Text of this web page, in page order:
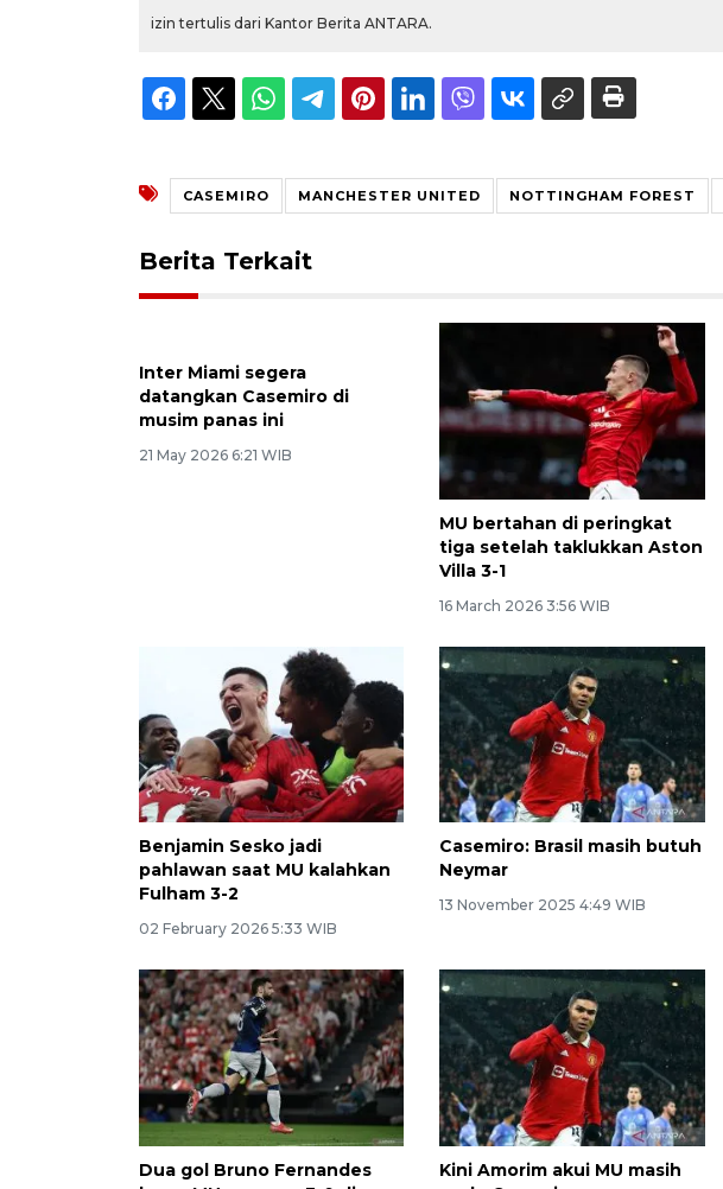
izin tertulis dari Kantor Berita ANTARA.
CASEMIRO MANCHESTER UNITED NOTTINGHAM FOREST
Berita Terkait
Inter Miami segera
datangkan Casemiro di
musim panas ini
21 May 2026 6:21 WIB
MU bertahan di peringkat
tiga setelah taklukkan Aston
Villa 3-1
16 March 2026 3:56 WIB
Benjamin Sesko jadi
pahlawan saat MU kalahkan
Fulham 3-2
02 February 2026 5:33 WIB
Casemiro: Brasil masih butuh
Neymar
13 November 2025 4:49 WIB
Dua gol Bruno Fernandes
Kini Amorim akui MU masih